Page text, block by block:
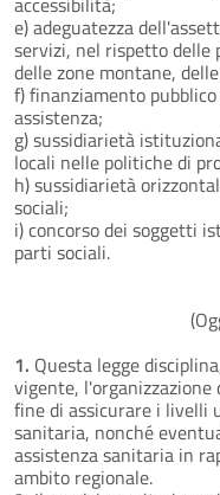
e) adeguatezza
servizi, nel rispetto
delle zone montane,
f) finanziamento
assistenza;
g) sussidiarietà
locali nelle politiche di
h) sussidiarietà
sociali;
i) concorso dei soggetti
parti sociali.
1. Questa legge
vigente,
fine di assicurare i livelli
sanitaria, nonché
assistenza sanitaria in
ambito regionale.